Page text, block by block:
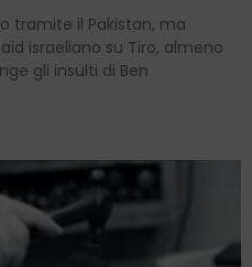
tramite il Pakistan, ma
israeliano su Tiro, almeno
gli insulti di Ben